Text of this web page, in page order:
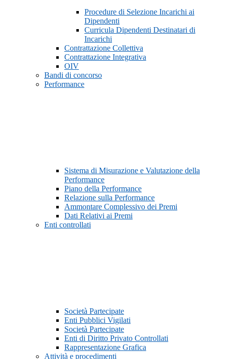
Procedure di Selezione Incarichi ai
Dipendenti
Curricula Dipendenti Destinatari di
Incarichi
Contrattazione Collettiva
Contrattazione Integrativa
OIV
Bandi di concorso
Performance
Sistema di Misurazione e Valutazione della
Performance
Piano della Performance
Relazione sulla Performance
Ammontare Complessivo dei Premi
Dati Relativi ai Premi
Enti controllati
Società Partecipate
Enti Pubblici Vigilati
Società Partecipate
Enti di Diritto Privato Controllati
Rappresentazione Grafica
Attività e procedimenti